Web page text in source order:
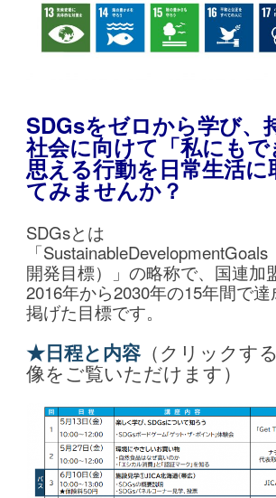
SDGsをゼロから学び、
社会に向けて「私にも
思える行動を日常生活に
てみませんか？
SDGsとは
「
開発目標）」の略称で、国連加
2016年から2030年の15年間で
掲げた目標です。
★日程と内容（クリックす
像をご覧いただけます）